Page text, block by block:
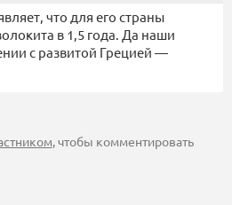
что для его страны
в 1,5 года. Да наши
с развитой Грецией —
, чтобы комментировать